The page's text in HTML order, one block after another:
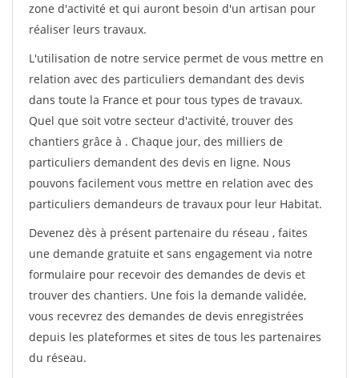
zone d'activité et qui auront besoin d'un artisan pour
réaliser leurs travaux.
L'utilisation de notre service permet de vous mettre en
relation avec des particuliers demandant des devis
dans toute la France et pour tous types de travaux.
Quel que soit votre secteur d'activité, trouver des
chantiers grâce à . Chaque jour, des milliers de
particuliers demandent des devis en ligne. Nous
pouvons facilement vous mettre en relation avec des
particuliers demandeurs de travaux pour leur Habitat.
Devenez dès à présent partenaire du réseau , faites
une demande gratuite et sans engagement via notre
formulaire pour recevoir des demandes de devis et
trouver des chantiers. Une fois la demande validée,
vous recevrez des demandes de devis enregistrées
depuis les plateformes et sites de tous les partenaires
du réseau.